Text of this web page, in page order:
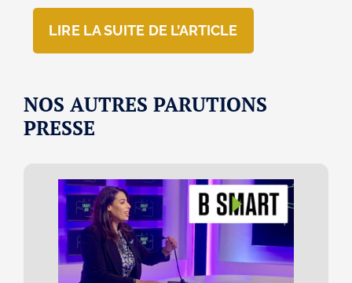
LIRE LA SUITE DE L’ARTICLE
NOS AUTRES PARUTIONS
PRESSE